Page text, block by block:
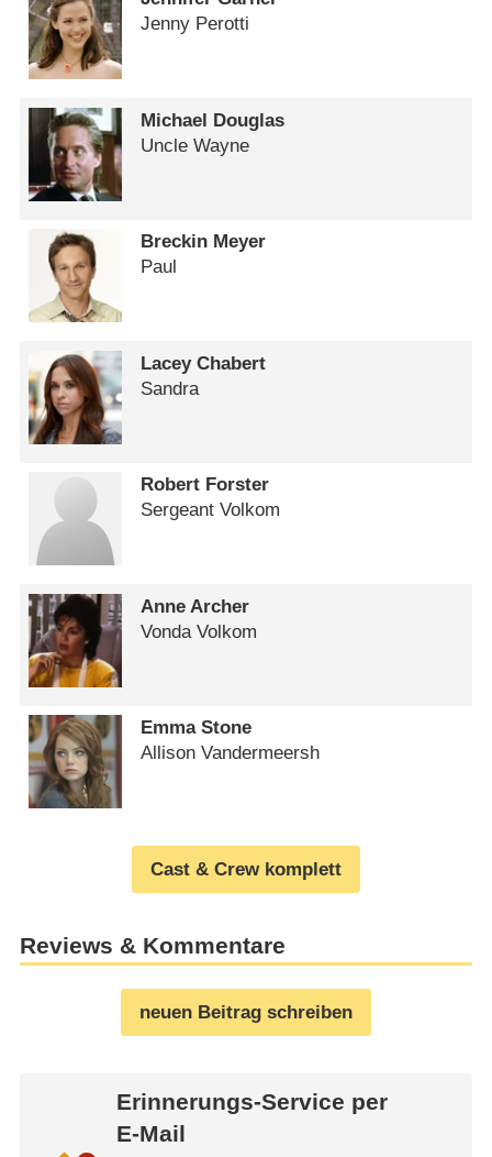
Jenny Perotti
Michael Douglas
Uncle Wayne
Breckin Meyer
Paul
Lacey Chabert
Sandra
Robert Forster
Sergeant Volkom
Anne Archer
Vonda Volkom
Emma Stone
Allison Vandermeersh
Cast & Crew komplett
Reviews & Kommentare
neuen Beitrag schreiben
Erinnerungs-Service per
E-Mail